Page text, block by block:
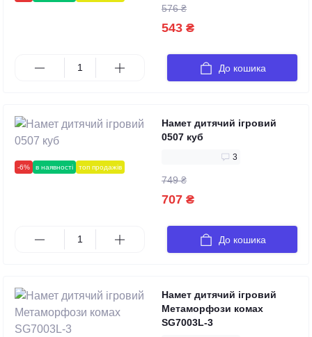
576 ₴
543 ₴
До кошика
-6% в наявності топ продажів
Намет дитячий ігровий
0507 куб
3
749 ₴
707 ₴
До кошика
Намет дитячий ігровий
Метаморфози комах
SG7003L-3